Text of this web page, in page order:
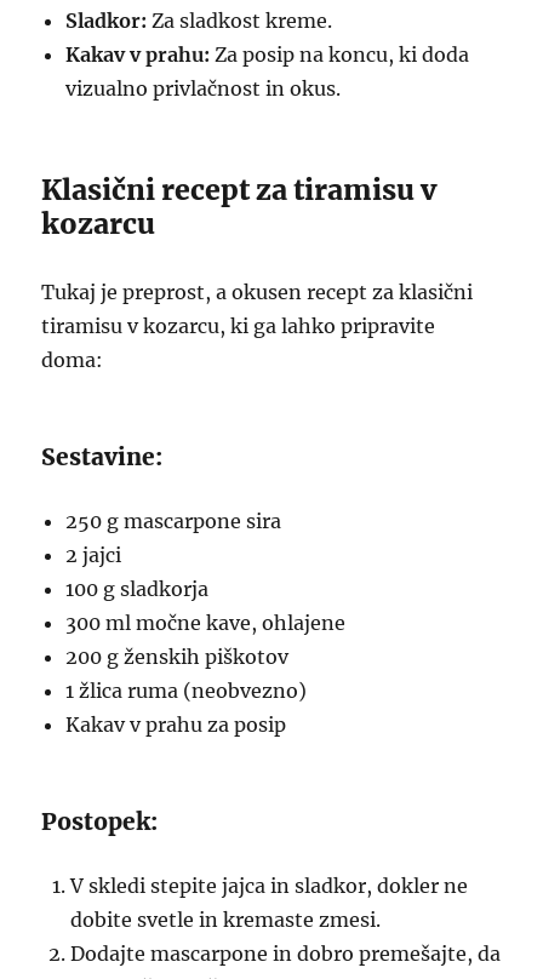
Sladkor: Za sladkost kreme.
Kakav v prahu: Za posip na koncu, ki doda
vizualno privlačnost in okus.
Klasični recept za tiramisu v
kozarcu
Tukaj je preprost, a okusen recept za klasični
tiramisu v kozarcu, ki ga lahko pripravite
doma:
Sestavine:
250 g mascarpone sira
2 jajci
100 g sladkorja
300 ml močne kave, ohlajene
200 g ženskih piškotov
1 žlica ruma (neobvezno)
Kakav v prahu za posip
Postopek:
V skledi stepite jajca in sladkor, dokler ne
dobite svetle in kremaste zmesi.
Dodajte mascarpone in dobro premešajte, da